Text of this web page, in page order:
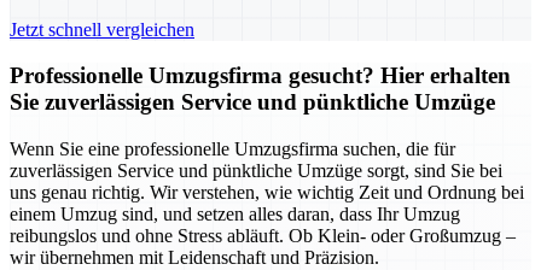
Jetzt schnell vergleichen
Professionelle Umzugsfirma gesucht? Hier erhalten
Sie zuverlässigen Service und pünktliche Umzüge
Wenn Sie eine professionelle Umzugsfirma suchen, die für
zuverlässigen Service und pünktliche Umzüge sorgt, sind Sie bei
uns genau richtig. Wir verstehen, wie wichtig Zeit und Ordnung bei
einem Umzug sind, und setzen alles daran, dass Ihr Umzug
reibungslos und ohne Stress abläuft. Ob Klein- oder Großumzug –
wir übernehmen mit Leidenschaft und Präzision.